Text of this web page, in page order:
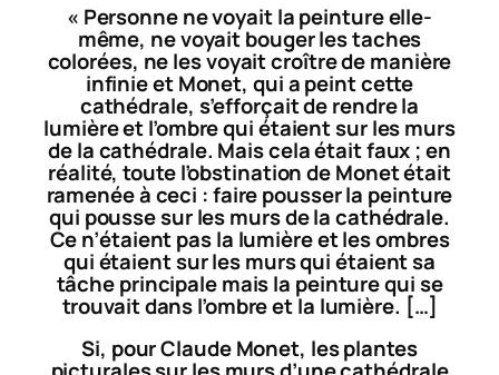
« Personne ne voyait la peinture elle-
même, ne voyait bouger les taches
colorées, ne les voyait croître de manière
infinie et Monet, qui a peint cette
cathédrale, s’efforçait de rendre la
lumière et l’ombre qui étaient sur les murs
de la cathédrale. Mais cela était faux ; en
réalité, toute l’obstination de Monet était
ramenée à ceci : faire pousser la peinture
qui pousse sur les murs de la cathédrale.
Ce n’étaient pas la lumière et les ombres
qui étaient sur les murs qui étaient sa
tâche principale mais la peinture qui se
trouvait dans l’ombre et la lumière. […]
Si, pour Claude Monet, les plantes